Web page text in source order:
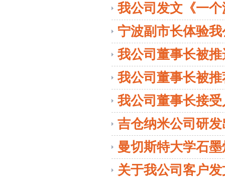
我公司发文《一
(GB/T30544.13-
宁波副市长体验
我公司董事长被
我公司董事长被
我公司董事长接
吉仓纳米公司研
曼切斯特大学石
关于我公司客户